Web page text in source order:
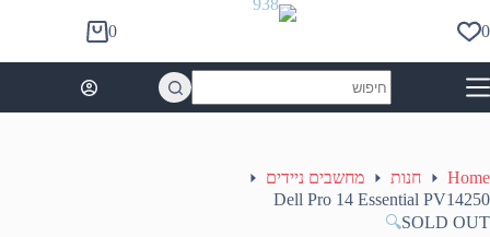
to
content
0
Shopping
cart
0
results
Home חנות
מחשבים ניידים
Dell Pro 14 Essential PV14250
SOLD OUT
🔍